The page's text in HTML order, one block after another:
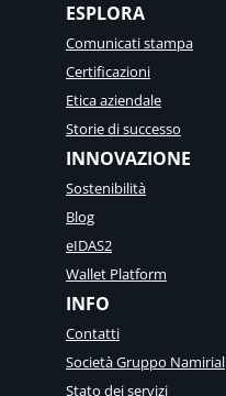
ESPLORA
Comunicati stampa
Certificazioni
Etica aziendale
Storie di successo
INNOVAZIONE
Sostenibilità
Blog
eIDAS2
Wallet Platform
INFO
Contatti
Società Gruppo Namirial
Stato dei servizi